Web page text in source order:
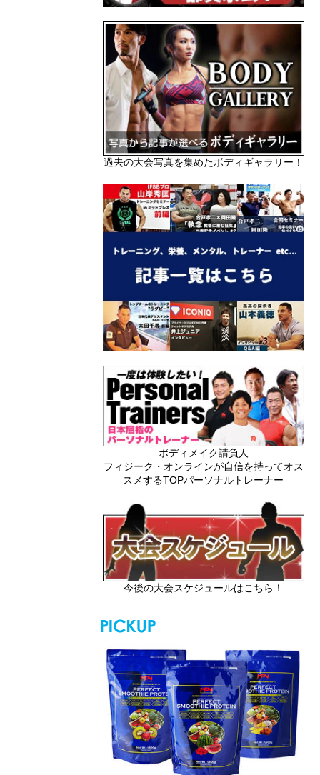
過去の大会写真を集めたボディギャラリー！
ボディメイク請負人
フィジーク・オンラインが自信を持ってオス
スメするTOPパーソナルトレーナー
今後の大会スケジュールはこちら！